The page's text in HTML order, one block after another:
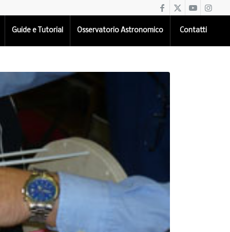
Guide e Tutorial Osservatorio Astronomico Contatti